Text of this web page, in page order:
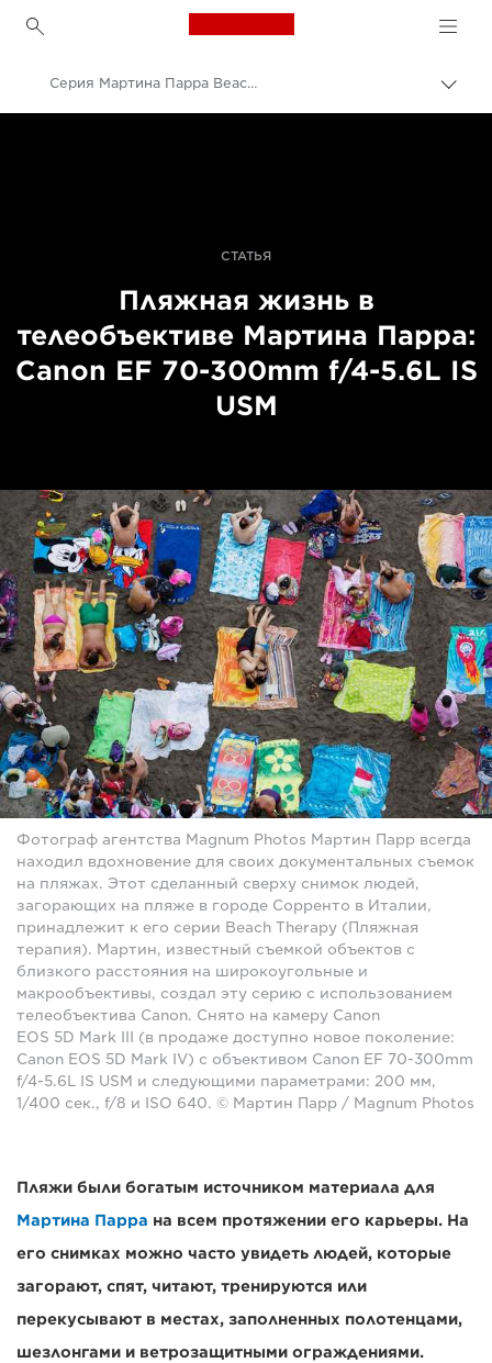
Canon Logo, back to
Серия Мартина Парра Beach Therapy (Пляжная терапия), снятая на телеобъектив
СТАТЬЯ
Пляжная жизнь в
телеобъективе Мартина Парра:
Canon EF 70-300mm f/4-5.6L IS
USM
Фотограф агентства Magnum Photos Мартин Парр всегда
находил вдохновение для своих документальных съемок
на пляжах. Этот сделанный сверху снимок людей,
загорающих на пляже в городе Сорренто в Италии,
принадлежит к его серии Beach Therapy (Пляжная
терапия). Мартин, известный съемкой объектов с
близкого расстояния на широкоугольные и
макрообъективы, создал эту серию с использованием
телеобъектива Canon. Снято на камеру Canon
EOS 5D Mark III (в продаже доступно новое поколение:
Canon EOS 5D Mark IV) с объективом Canon EF 70-300mm
f/4-5.6L IS USM и следующими параметрами: 200 мм,
1/400 сек., f/8 и ISO 640. © Мартин Парр / Magnum Photos
Пляжи были богатым источником материала для
Мартина Парра на всем протяжении его карьеры. На
его снимках можно часто увидеть людей, которые
загорают, спят, читают, тренируются или
перекусывают в местах, заполненных полотенцами,
шезлонгами и ветрозащитными ограждениями.